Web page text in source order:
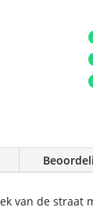
–
van de